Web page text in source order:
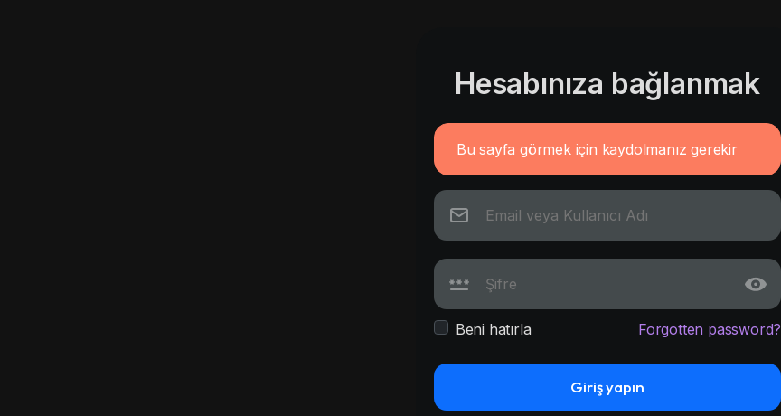
Hesabınıza bağlanmak
Bu sayfa görmek için kaydolmanız gerekir
Beni hatırla Forgotten password?
Giriş yapın